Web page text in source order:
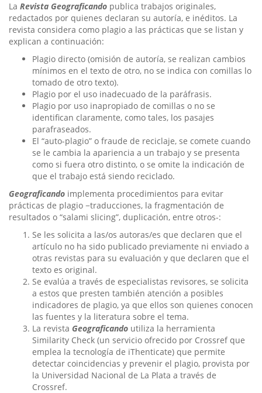
La Revista Geograficando publica trabajos originales,
redactados por quienes declaran su autoría, e inéditos. La
revista considera como plagio a las prácticas que se listan y
explican a continuación:
Plagio directo (omisión de autoría, se realizan cambios
mínimos en el texto de otro, no se indica con comillas lo
tomado de otro texto).
Plagio por el uso inadecuado de la paráfrasis.
Plagio por uso inapropiado de comillas o no se
identifican claramente, como tales, los pasajes
parafraseados.
El “auto-plagio” o fraude de reciclaje, se comete cuando
se le cambia la apariencia a un trabajo y se presenta
como si fuera otro distinto, o se omite la indicación de
que el trabajo está siendo reciclado.
Geograficando implementa procedimientos para evitar
prácticas de plagio −traducciones, la fragmentación de
resultados o “salami slicing”, duplicación, entre otros-:
Se les solicita a las/os autoras/es que declaren que el
artículo no ha sido publicado previamente ni enviado a
otras revistas para su evaluación y que declaren que el
texto es original.
Se evalúa a través de especialistas revisores, se solicita
a estos que presten también atención a posibles
indicadores de plagio, ya que ellos son quienes conocen
las fuentes y la literatura sobre el tema.
La revista Geograficando utiliza la herramienta
Similarity Check (un servicio ofrecido por Crossref que
emplea la tecnología de iThenticate) que permite
detectar coincidencias y prevenir el plagio, provista por
la Universidad Nacional de La Plata a través de
Crossref.